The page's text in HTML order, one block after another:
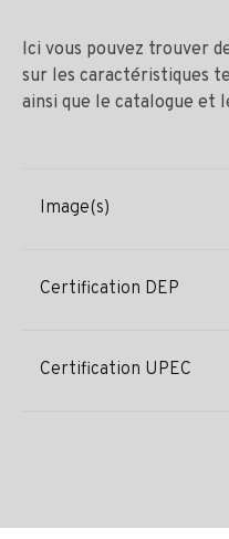
Ici vous pouvez trouver
sur les caractéristiques
ainsi que le catalogue et
Image(s)
Certification DEP
Certification UPEC